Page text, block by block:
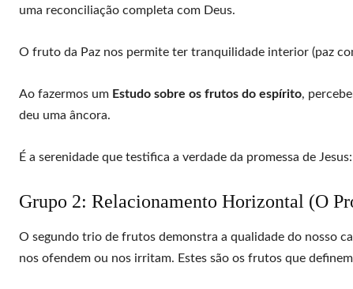
uma reconciliação completa com Deus.
O fruto da Paz nos permite ter tranquilidade interior (paz
Ao fazermos um Estudo sobre os frutos do espírito,
deu uma âncora.
É a serenidade que testifica a verdade da promessa de
Grupo 2: Relacionamento Horizontal (O
O segundo trio de frutos demonstra a qualidade do nosso
nos ofendem ou nos irritam. Estes são os frutos que